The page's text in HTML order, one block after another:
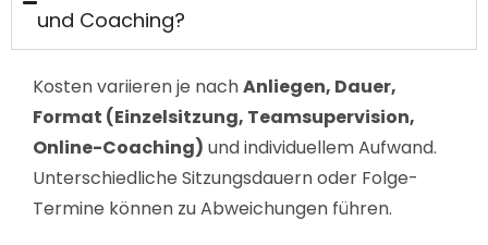
und Coaching?
Kosten variieren je nachAnliegen, Dauer,
Format (Einzelsitzung, Teamsupervision,
Online-Coaching) und individuellem Aufwand.
Unterschiedliche Sitzungsdauern oder Folge-
Termine können zu Abweichungen führen.